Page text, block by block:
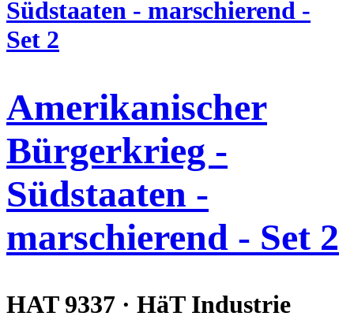
Amerikanischer
Bürgerkrieg -
Südstaaten -
marschierend - Set 2
HAT 9337 · HäT Industrie